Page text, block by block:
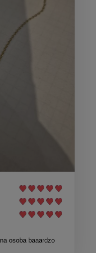
osoba baaardzo